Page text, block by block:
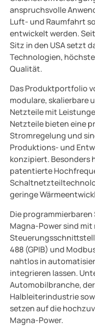
anspruchsvolle
Luft- und Raumfahrt
entwickelt werden.
Sitz in den USA setzt
Technologien,
Qualität.
Das Produktportfolio
modulare, skalierbare
Netzteile mit
Netzteile bieten eine
Stromregelung und
Produktions- und
konzipiert. Besonders
patentierte
geringe
Die
Magna-Power sind mit
488 (GPIB) und
nahtlos in
integrieren lassen.
Automobilbranche,
Halbleiterindustrie
setzen auf die
Magna-Power.